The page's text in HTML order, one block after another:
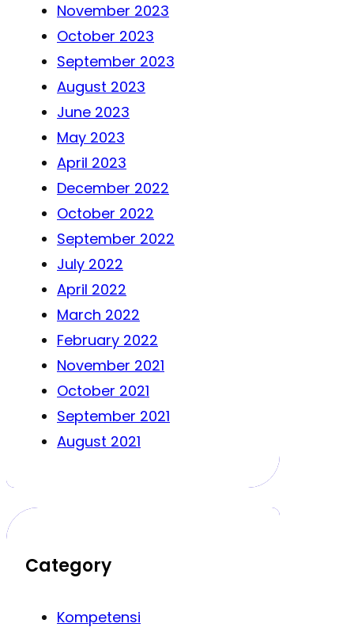
November 2023
October 2023
September 2023
August 2023
June 2023
May 2023
April 2023
December 2022
October 2022
September 2022
July 2022
April 2022
March 2022
February 2022
November 2021
October 2021
September 2021
August 2021
Category
Kompetensi